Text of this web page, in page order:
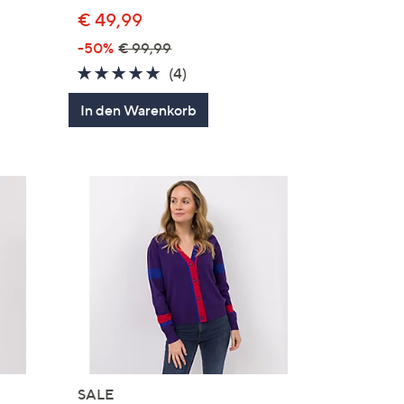
€ 49,99
-50% € 99,99
4.8
von
5
(4)
Bewertungen
In den Warenkorb
SALE